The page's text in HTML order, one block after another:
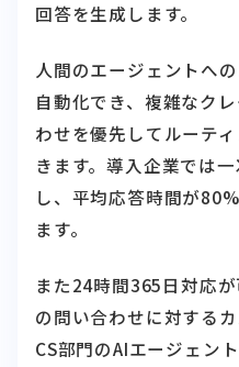
回答を生成します。
人間のエージェントへ
自動化でき、複雑なク
わせを優先してルーテ
きます。導入企業では
し、平均応答時間が
ます。
また24時間365日対応
の問い合わせに対する
CS部門のAIエージェン